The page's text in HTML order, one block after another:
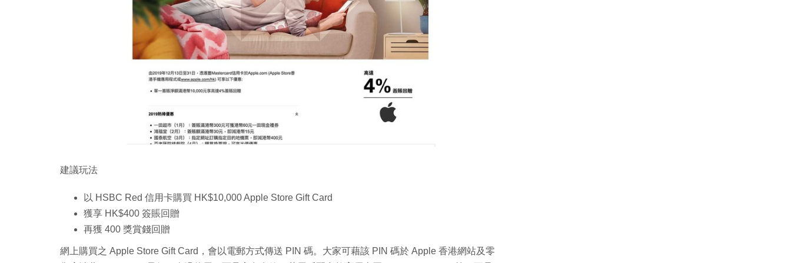
建議玩法
以 HSBC Red 信用卡購買 HK$10,000 Apple Store Gift Card
獲享 HK$400 簽賬回贈
再獲 400 獎賞錢回贈
網上購買之 Apple Store Gift Card，會以電郵方式傳送 PIN 碼。大家可藉該 PIN 碼於 Apple 香港網站及零